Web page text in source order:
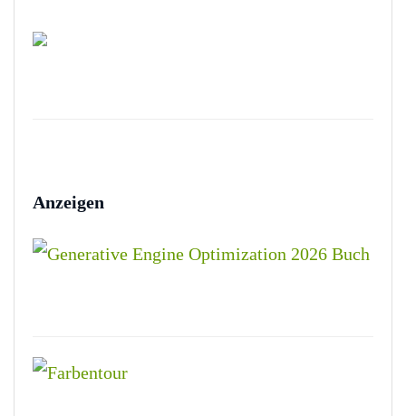
Anzeigen